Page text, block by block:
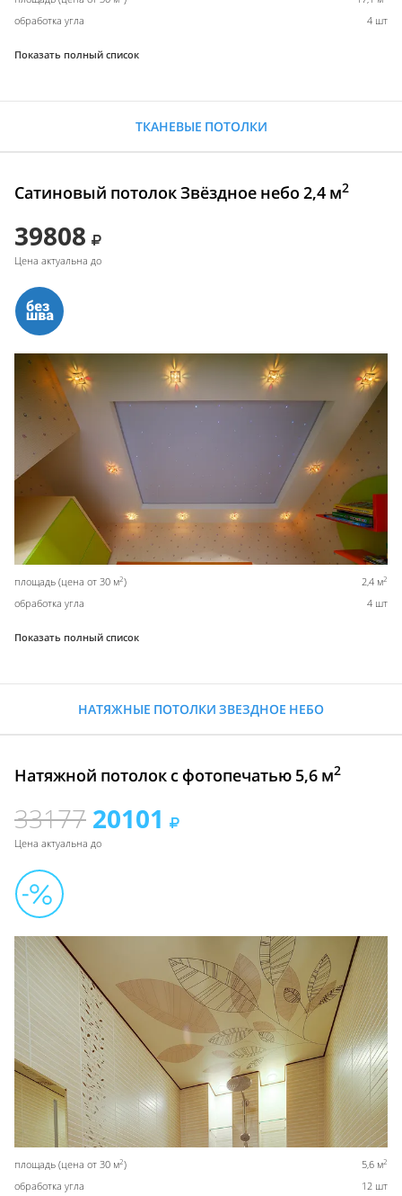
обработка угла 4 шт
Показать полный список
ТКАНЕВЫЕ ПОТОЛКИ
Сатиновый потолок Звёздное небо 2,4 м2
39808
Цена актуальна до
площадь (цена от 30 м2) 2,4 м2
обработка угла 4 шт
Показать полный список
НАТЯЖНЫЕ ПОТОЛКИ ЗВЕЗДНОЕ НЕБО
Натяжной потолок с фотопечатью 5,6 м2
33177 20101
Цена актуальна до
площадь (цена от 30 м2) 5,6 м2
обработка угла 12 шт